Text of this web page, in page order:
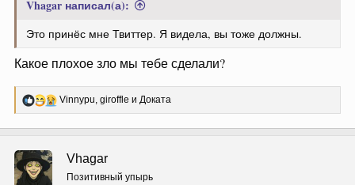
Vhagar написал(а):
Это принёс мне Твиттер. Я видела, вы тоже должны.
Какое плохое зло мы тебе сделали?
Р
е
Vinnypu, giroffle и Доката
Vhagar
Позитивный упырь